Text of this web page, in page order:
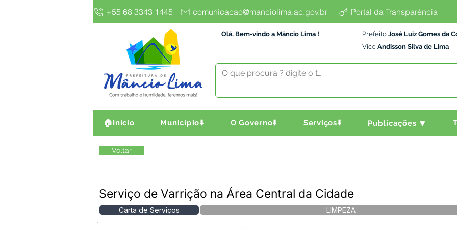
+55 68 3343 1445 comunicacao@manciolima.ac.gov.br Portal da Transparência
Olá, Bem-vindo a Mâncio Lima ! Prefeito José Luiz Gomes da
Vice Andisson Silva de Lima
🏠Início Município⬇️ O Governo⬇️ Serviços⬇️ Publicações 🔽
Voltar
Serviço de Varrição na Área Central da Cidade
Carta de Serviços LIMPEZA